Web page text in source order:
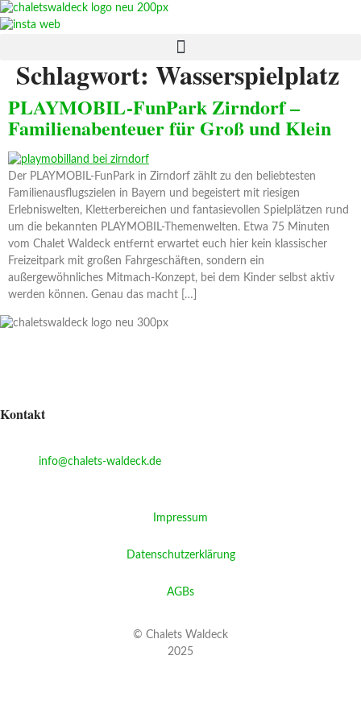
Zum
Inhalt
Schlagwort: Wasserspielplatz
PLAYMOBIL-FunPark Zirndorf –
Familienabenteuer für Groß und Klein
Der PLAYMOBIL-FunPark in Zirndorf zählt zu den beliebtesten
Familienausflugszielen in Bayern und begeistert mit riesigen
Erlebniswelten, Kletterbereichen und fantasievollen Spielplätzen rund
um die bekannten PLAYMOBIL-Themenwelten. Etwa 75 Minuten
vom Chalet Waldeck entfernt erwartet euch hier kein klassischer
Freizeitpark mit großen Fahrgeschäften, sondern ein
außergewöhnliches Mitmach-Konzept, bei dem Kinder selbst aktiv
werden können. Genau das macht […]
Kontakt
info@chalets-waldeck.de
Impressum
Datenschutzerklärung
AGBs
© Chalets Waldeck
2025